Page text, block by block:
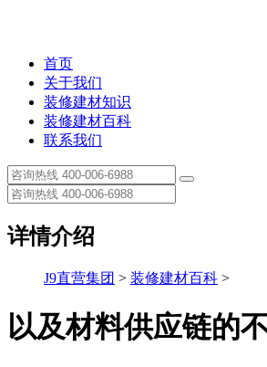
首页
关于我们
装修建材知识
装修建材百科
联系我们
详情介绍
J9直营集团 > 装修建材百科 >
以及材料供应链的